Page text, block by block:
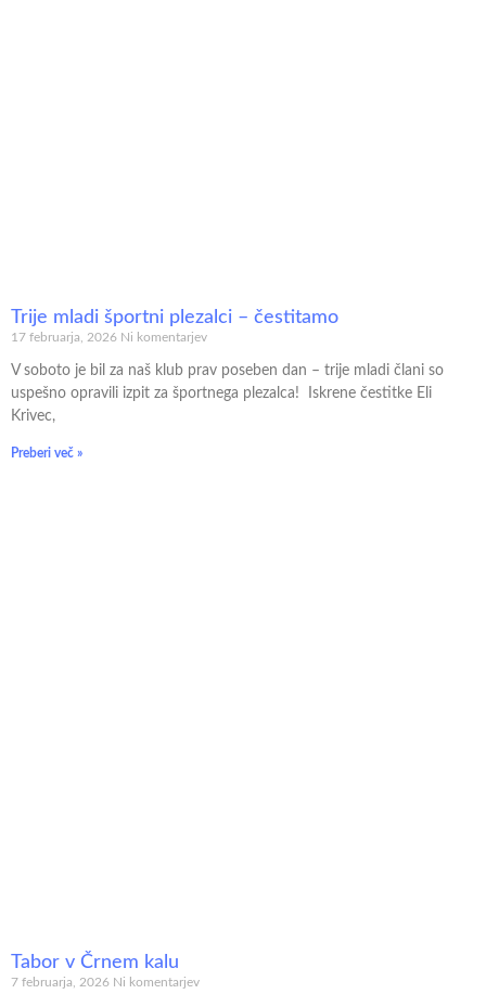
Trije mladi športni plezalci – čestitamo
17 februarja, 2026 Ni komentarjev
V soboto je bil za naš klub prav poseben dan – trije mladi člani so
uspešno opravili izpit za športnega plezalca! Iskrene čestitke Eli
Krivec,
Preberi več »
Tabor v Črnem kalu
7 februarja, 2026 Ni komentarjev